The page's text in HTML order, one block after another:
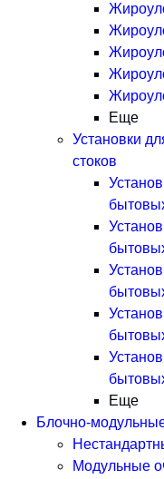
Еще
Установки
стоков
Еще
Блочно-
Модульные